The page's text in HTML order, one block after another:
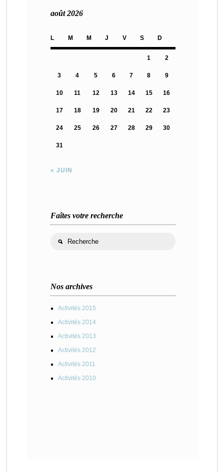
août 2026
L M M J V S D
« JUIN
1 2
3 4 5 6 7 8 9
10 11 12 13 14 15 16
17 18 19 20 21 22 23
24 25 26 27 28 29 30
31
Faîtes votre recherche
Nos archives
Activités 2015
Activités 2014
Activités 2013
Activités 2012
Activités 2011
Activités 2010